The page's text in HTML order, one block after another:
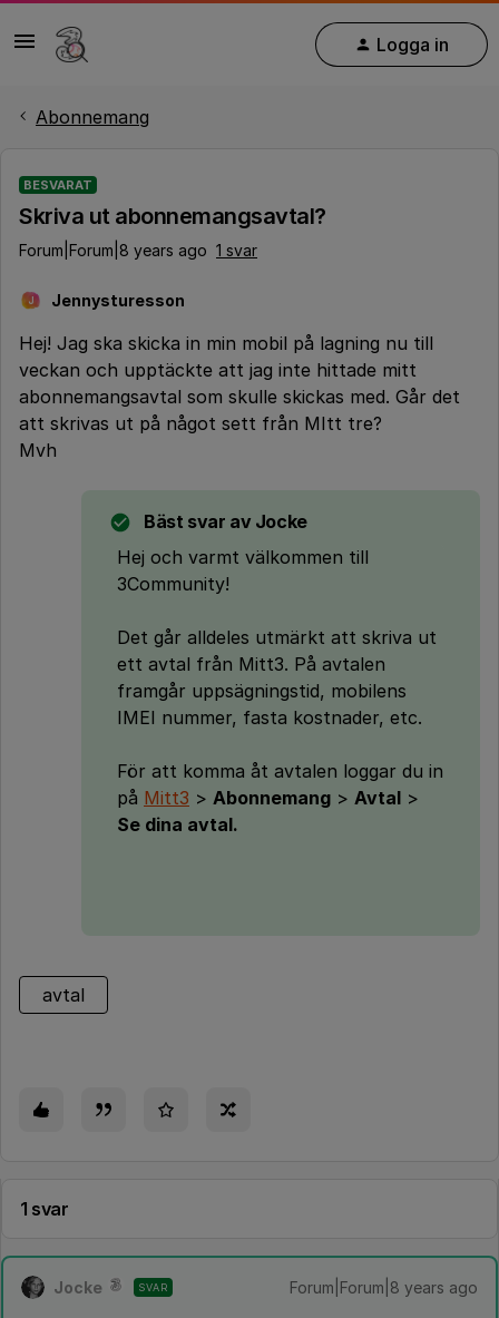
Logga in
Abonnemang
BESVARAT
Skriva ut abonnemangsavtal?
Forum|Forum|8 years ago 1 svar
J Jennysturesson
Hej! Jag ska skicka in min mobil på lagning nu till
veckan och upptäckte att jag inte hittade mitt
abonnemangsavtal som skulle skickas med. Går det
att skrivas ut på något sett från MItt tre?
Mvh
Bäst svar av Jocke
Hej och varmt välkommen till
3Community!
Det går alldeles utmärkt att skriva ut
ett avtal från Mitt3. På avtalen
framgår uppsägningstid, mobilens
IMEI nummer, fasta kostnader, etc.
För att komma åt avtalen loggar du in
på Mitt3 > Abonnemang > Avtal >
Se dina avtal.
avtal
1 svar
Jocke SVAR Forum|Forum|8 years ago